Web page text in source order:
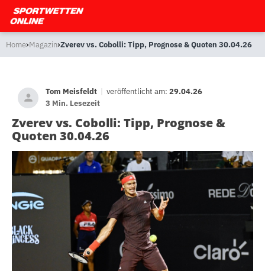
Home›Magazin›Zverev vs. Cobolli: Tipp, Prognose & Quoten 30.04.26
Tom Meisfeldt | veröffentlicht am: 29.04.26
3 Min. Lesezeit
Zverev vs. Cobolli: Tipp, Prognose &
Quoten 30.04.26